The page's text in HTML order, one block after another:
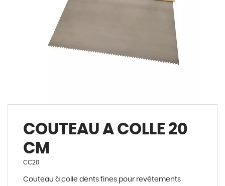
COUTEAU A COLLE 20
CM
CC20
Couteau à colle dents fines pour revêtements